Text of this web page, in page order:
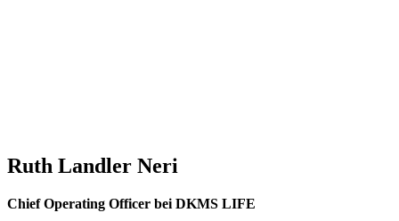
Ruth Landler Neri
Chief Operating Officer bei DKMS LIFE